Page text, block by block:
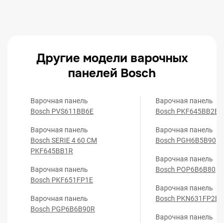
Другие модели варочных
панелей Bosch
Варочная панель
Bosch PVS611BB6E
Варочная панель
Bosch SERIE 4 60 CM
PKF645BB1R
Варочная панель
Bosch PKF651FP1E
Варочная панель
Bosch PGP6B6B90R
Варочная панель
Bosch PKF645BB2E
Варочная панель
Bosch PGH6B5B90
Варочная панель
Bosch POP6B6B80
Варочная панель
Bosch PKN631FP2E
Варочная панель